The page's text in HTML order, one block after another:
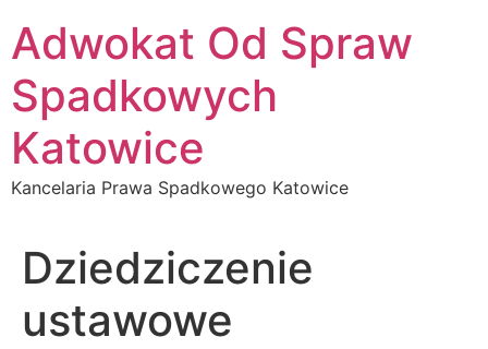
do
treści
Adwokat Od Spraw
Spadkowych
Katowice
Kancelaria Prawa Spadkowego Katowice
Dziedziczenie
ustawowe